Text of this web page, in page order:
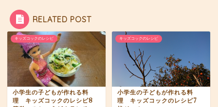
RELATED POST
キッズコックのレシピ
小学生の子どもが作れる料
理 キッズコックのレシピ8
キッズコックのレシピ
小学生の子どもが作れる料
理 キッズコックのレシピ7